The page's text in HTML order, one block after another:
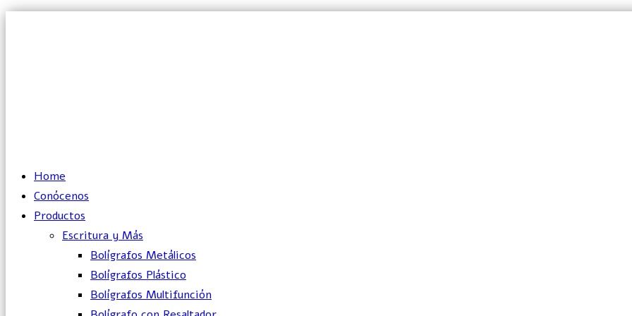
Home
Conócenos
Productos
Escritura y Más
Bolígrafos Metálicos
Bolígrafos Plástico
Bolígrafos Multifunción